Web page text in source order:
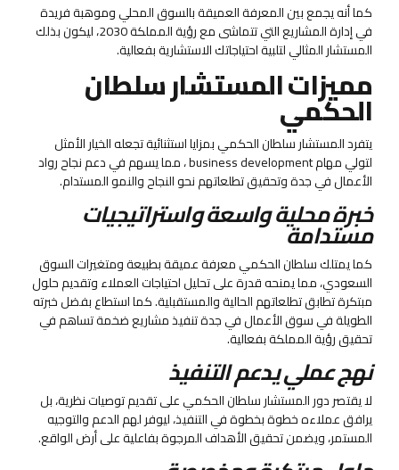
كما أنه يجمع بين المعرفة العميقة بالسوق المحلي وموهبة فريدة
في إدارة المشاريع التي تتماشى مع رؤية المملكة 2030، ليكون بذلك
المستشار المثالي لتلبية احتياجاتك الاستشارية بفعالية.
مميزات المستشار سلطان
الحكمي
يتفرد المستشار سلطان الحكمي بمزايا استثنائية تجعله الخيار الأمثل
لتولي مهام business development ، مما يسهم في دعم نجاح رواد
الأعمال في جدة وتحقيق تطلعاتهم نحو النجاح والنمو المستدام.
خبرة محلية واسعة واستراتيجيات
مستدامة
كما يمتلك سلطان الحكمي معرفة عميقة بطبيعة ومتغيرات السوق
السعودي، مما يمنحه قدرة على تحليل احتياجات العملاء وتقديم حلول
مبتكرة تطابق تطلعاتهم الحالية والمستقبلية. كما استطاع بفضل خبرته
الطويلة في سوق الأعمال في جدة تنفيذ مشاريع ضخمة تساهم في
تحقيق رؤية المملكة بفعالية.
نهج عملي يدعم التنفيذ
لا يقتصر دور المستشار سلطان الحكمي على تقديم توصيات نظرية، بل
يرافق عملاءه خطوة بخطوة في التنفيذ، ليوفر لهم الدعم والتوجيه
المستمر، ويضمن تحقيق الأهداف المرجوة بفاعلية على أرض الواقع.